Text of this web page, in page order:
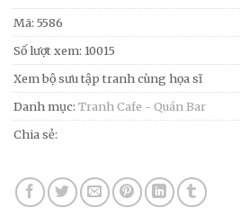
Mã: 5586
Số lượt xem: 10015
Xem bộ sưu tập tranh cùng họa sĩ
Danh mục: Tranh Cafe - Quán Bar
Chia sẻ: